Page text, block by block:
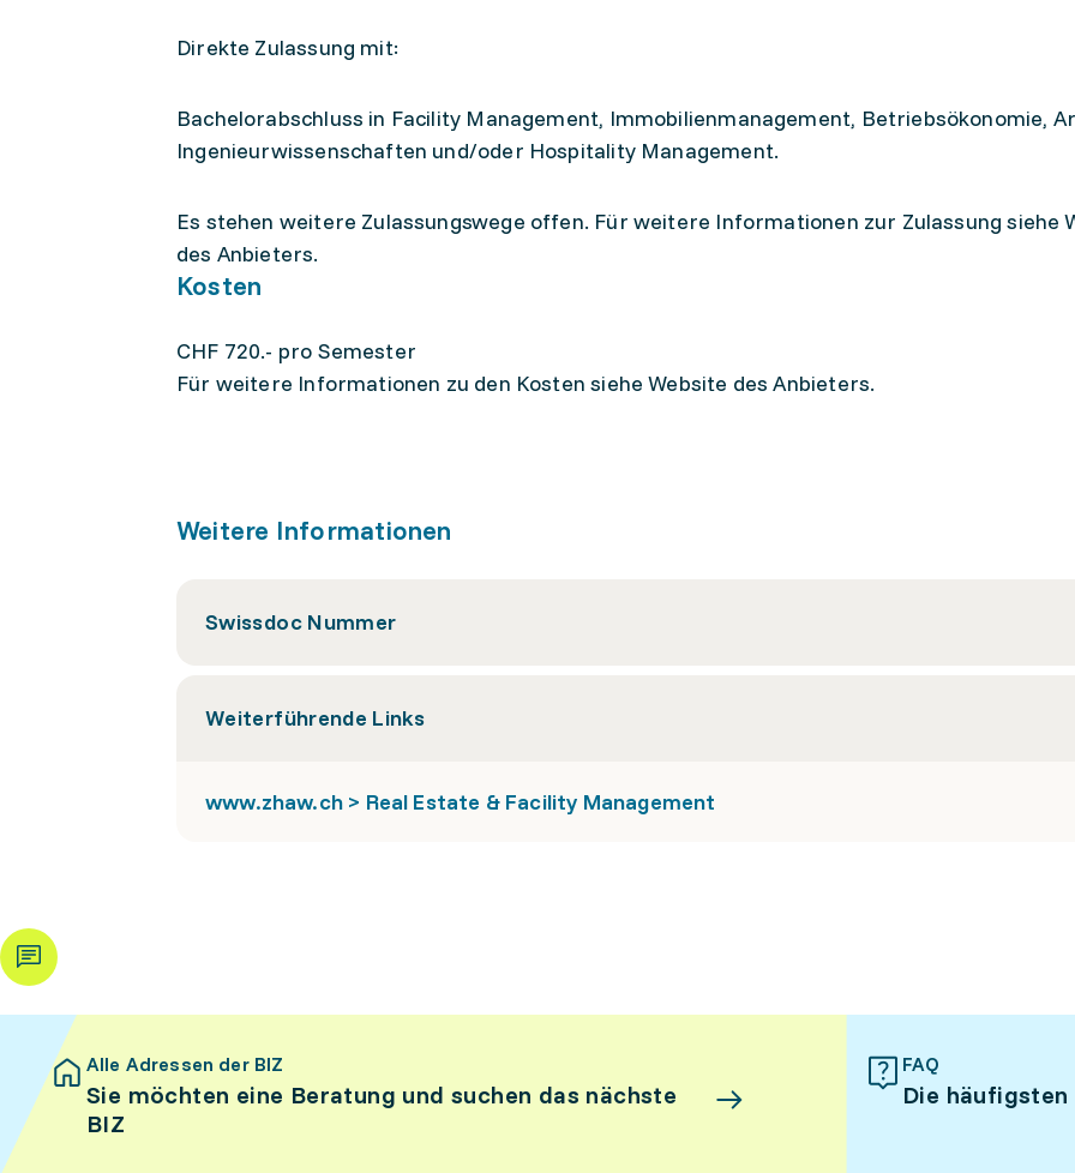
Direkte Zulassung mit:
Bachelorabschluss in Facility Management, Immobilienmanagement, Betriebsökonomie,
Ingenieurwissenschaften und/oder Hospitality Management.
Es stehen weitere Zulassungswege offen. Für weitere Informationen zur Zulassung siehe
des Anbieters.
Kosten
CHF 720.- pro Semester
Für weitere Informationen zu den Kosten siehe Website des Anbieters.
Weitere Informationen
Swissdoc Nummer
Weiterführende Links
www.zhaw.ch > Real Estate & Facility Management
Alle Adressen der BIZ
Sie möchten eine Beratung und suchen das nächste
BIZ
FAQ
Die